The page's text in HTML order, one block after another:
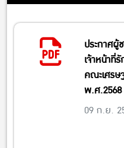
ประกาศผู้
เจ้าหน้าที่
คณะเศร
พ.ศ.2568
09 ก.ย.